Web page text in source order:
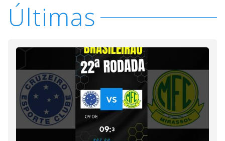
Últimas